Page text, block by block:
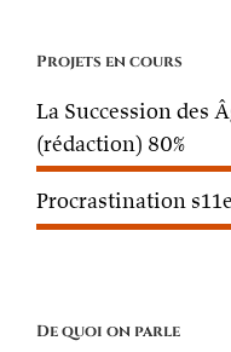
Projets en cours
La Succession des
(rédaction) 80%
Procrastination
De quoi on parle